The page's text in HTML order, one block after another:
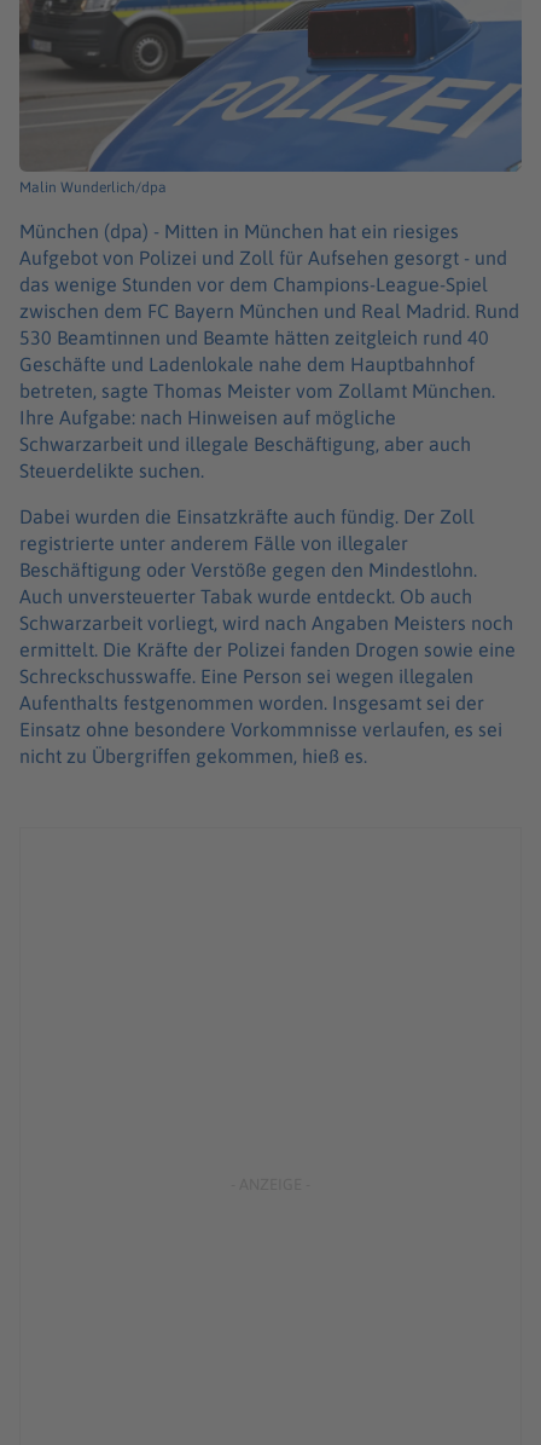
Malin Wunderlich/dpa
München (dpa) - Mitten in München hat ein riesiges
Aufgebot von Polizei und Zoll für Aufsehen gesorgt - und
das wenige Stunden vor dem Champions-League-Spiel
zwischen dem FC Bayern München und Real Madrid. Rund
530 Beamtinnen und Beamte hätten zeitgleich rund 40
Geschäfte und Ladenlokale nahe dem Hauptbahnhof
betreten, sagte Thomas Meister vom Zollamt München.
Ihre Aufgabe: nach Hinweisen auf mögliche
Schwarzarbeit und illegale Beschäftigung, aber auch
Steuerdelikte suchen.
Dabei wurden die Einsatzkräfte auch fündig. Der Zoll
registrierte unter anderem Fälle von illegaler
Beschäftigung oder Verstöße gegen den Mindestlohn.
Auch unversteuerter Tabak wurde entdeckt. Ob auch
Schwarzarbeit vorliegt, wird nach Angaben Meisters noch
ermittelt. Die Kräfte der Polizei fanden Drogen sowie eine
Schreckschusswaffe. Eine Person sei wegen illegalen
Aufenthalts festgenommen worden. Insgesamt sei der
Einsatz ohne besondere Vorkommnisse verlaufen, es sei
nicht zu Übergriffen gekommen, hieß es.